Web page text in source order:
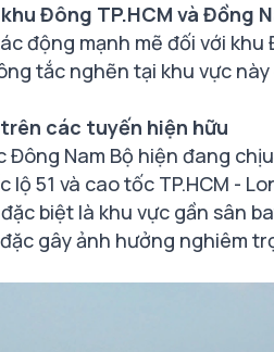
Đông TP.HCM và Đồng
động mạnh mẽ đối với khu
tắc nghẽn tại khu vực
các tuyến hiện hữu
Đông Nam Bộ hiện đang
51 và cao tốc TP.HCM -
biệt là khu vực gần sân
gây ảnh hưởng nghiêm